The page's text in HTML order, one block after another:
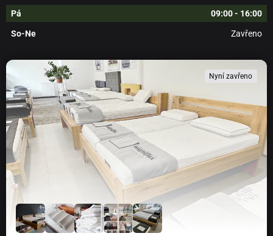
Pá 09:00 - 16:00
So-Ne Zavřeno
Nyní zavřeno